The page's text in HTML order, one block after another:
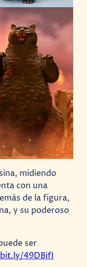
midiendo
con una
de la figura,
y su poderoso
ser
49DBifI